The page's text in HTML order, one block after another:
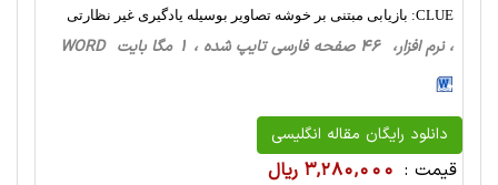
CLUE: بازیابی مبتنی بر خوشه تصاویر بوسیله یادگیری غیر نظارتی
، نرم افزار، 46 صفحه فارسی تایپ شده ، 1 مگا بایت WORD
دانلود رایگان مقاله انگلیسی
قیمت : 3,280,000 ریال